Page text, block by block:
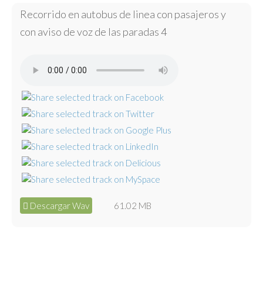
Recorrido en autobus de linea con pasajeros y
con aviso de voz de las paradas 4
Descargar Wav 61.02 MB